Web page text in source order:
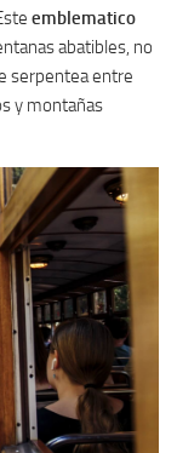
emblematico
abatibles, no
serpentea entre
y montañas